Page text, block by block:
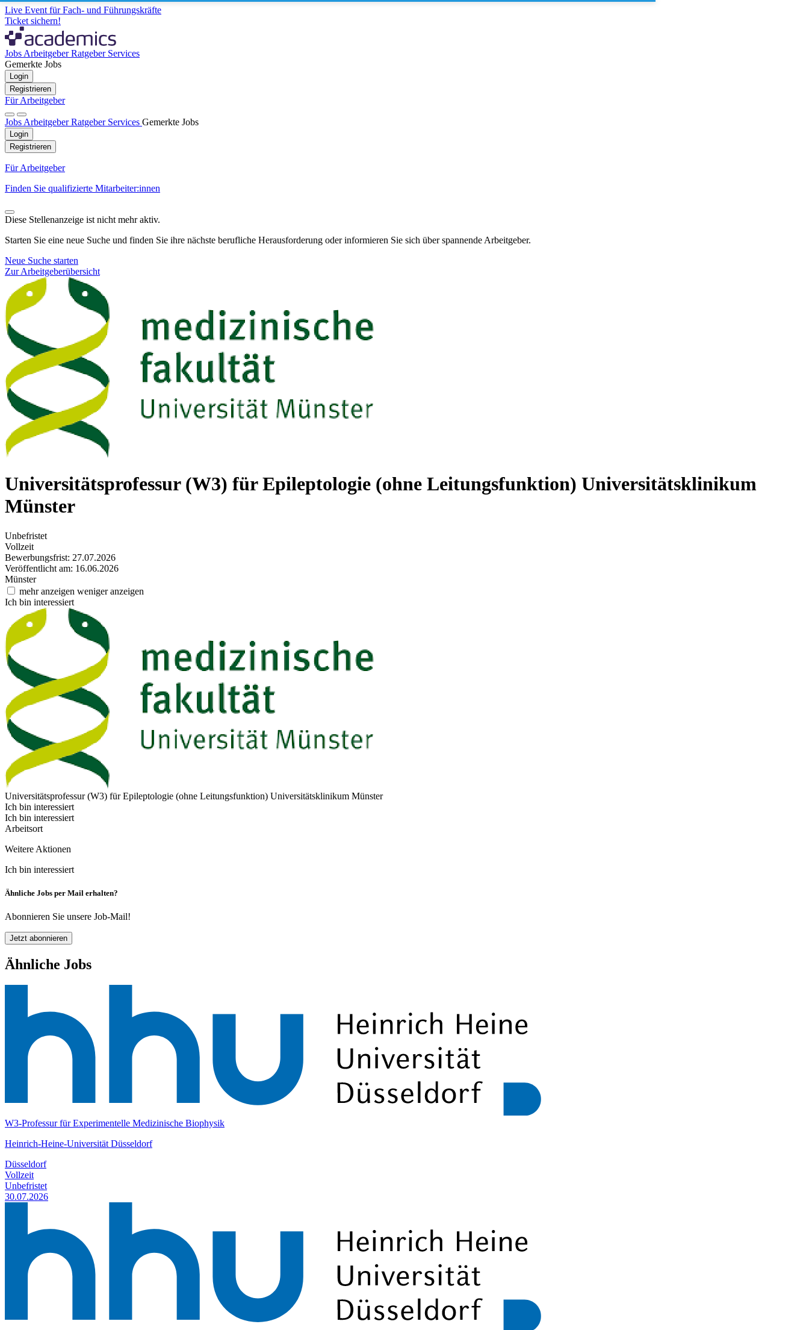
Live Event für Fach- und Führungskräfte
Ticket sichern!
Jobs ArbeitgeberRatgeber Services
Gemerkte Jobs
Login
Registrieren
Für Arbeitgeber
Jobs ArbeitgeberRatgeber Services Gemerkte Jobs
Login
Registrieren
Für Arbeitgeber
Finden Sie qualifizierte Mitarbeiter:innen
Diese Stellenanzeige ist nicht mehr aktiv.
Starten Sie eine neue Suche und finden Sie ihre nächste berufliche Herausforderung oder informieren Sie sich über spannende Arbeitgeber.
Neue Suche starten
Zur Arbeitgeberübersicht
Universitätsprofessur (W3) für Epileptologie (ohne Leitungsfunktion) Universitätsklinikum
Münster
Unbefristet
Vollzeit
Bewerbungsfrist: 27.07.2026
Veröffentlicht am: 16.06.2026
Münster
mehr anzeigen weniger anzeigen
Ich bin interessiert
Universitätsprofessur (W3) für Epileptologie (ohne Leitungsfunktion) Universitätsklinikum Münster
Ich bin interessiert
Ich bin interessiert
Arbeitsort
Weitere Aktionen
Ich bin interessiert
Ähnliche Jobs per Mail erhalten?
Abonnieren Sie unsere Job-Mail!
Jetzt abonnieren
Ähnliche Jobs
W3-Professur für Experimentelle Medizinische Biophysik
Heinrich-Heine-Universität Düsseldorf
Düsseldorf
Vollzeit
Unbefristet
30.07.2026